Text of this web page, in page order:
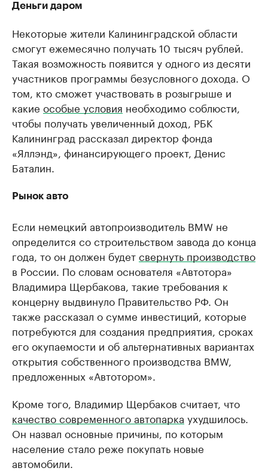
Деньги даром
Некоторые жители Калининградской области
смогут ежемесячно получать 10 тысяч рублей.
Такая возможность появится у одного из десяти
участников программы безусловного дохода. О
том, кто сможет участвовать в розыгрыше и
какие особые условия необходимо соблюсти,
чтобы получать увеличенный доход, РБК
Калининград рассказал директор фонда
«Яллэнд», финансирующего проект, Денис
Баталин.
Рынок авто
Если немецкий автопроизводитель BMW не
определится со строительством завода до конца
года, то он должен будетсвернуть производство
в России. По словам основателя «Автотора»
Владимира Щербакова, такие требования к
концерну выдвинуло Правительство РФ. Он
также рассказал о сумме инвестиций, которые
потребуются для создания предприятия, сроках
его окупаемости и об альтернативных вариантах
открытия собственного производства BMW,
предложенных «Автотором».
Кроме того, Владимир Щербаков считает, что
качество современного автопарка ухудшилось.
Он назвал основные причины, по которым
население стало реже покупать новые
автомобили.